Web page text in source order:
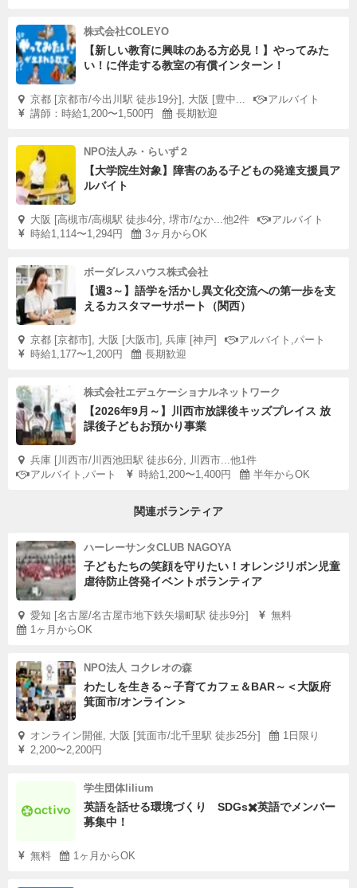
株式会社COLEYO
【新しい教育に興味のある方必見！】やってみた
い！に伴走する教室の有償インターン！
京都 [京都市/今出川駅 徒歩19分], 大阪 [豊中...
アルバイト
講師：時給1,200〜1,500円
長期歓迎
NPO法人み・らいず２
【大学院生対象】障害のある子どもの発達支援員ア
ルバイト
大阪 [高槻市/高槻駅 徒歩4分, 堺市/なか...他2件
アルバイト
時給1,114〜1,294円
3ヶ月からOK
ボーダレスハウス株式会社
【週3～】語学を活かし異文化交流への第一歩を支
えるカスタマーサポート（関西）
京都 [京都市], 大阪 [大阪市], 兵庫 [神戸]
アルバイト,パート
時給1,177〜1,200円
長期歓迎
株式会社エデュケーショナルネットワーク
【2026年9月～】川西市放課後キッズプレイス 放
課後子どもお預かり事業
兵庫 [川西市/川西池田駅 徒歩6分, 川西市...他1件
アルバイト,パート
時給1,200〜1,400円 半年からOK
関連ボランティア
ハーレーサンタCLUB NAGOYA
子どもたちの笑顔を守りたい！オレンジリボン児童
虐待防止啓発イベントボランティア
愛知 [名古屋/名古屋市地下鉄矢場町駅 徒歩9分]
無料
1ヶ月からOK
NPO法人 コクレオの森
わたしを生きる～子育てカフェ＆BAR～＜大阪府
箕面市/オンライン＞
オンライン開催, 大阪 [箕面市/北千里駅 徒歩25分]
1日限り
2,200〜2,200円
学生団体lilium
英語を話せる環境づくり SDGs✖️英語でメンバー
募集中！
無料 1ヶ月からOK